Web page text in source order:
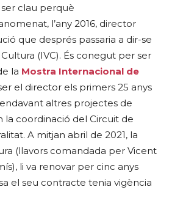
clau perquè
l’any 2016, director
que després passaria a dir-se
(IVC). És conegut per ser
la Mostra Internacional de
el director els primers 25 anys
altres projectes de
la coordinació del Circuit de
A mitjan abril de 2021, la
(llavors comandada per Vicent
li va renovar per cinc anys
el seu contracte tenia vigència